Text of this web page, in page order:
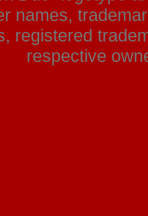
names,
registered
respective